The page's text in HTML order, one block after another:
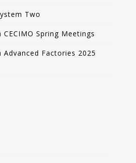
yo.
Two
Spring Meetings
Advanced Factories 2025